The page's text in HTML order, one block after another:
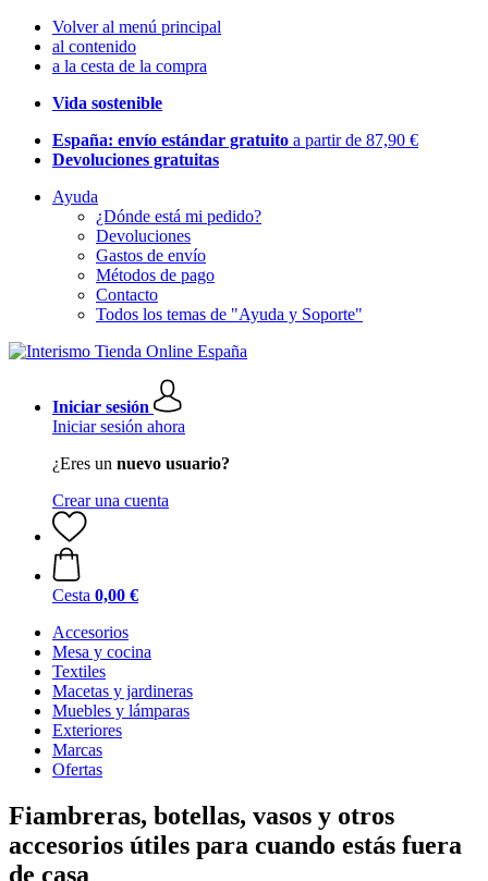
Volver al menú principal
al contenido
a la cesta de la compra
Vida sostenible
España: envío estándar gratuito a partir de 87,90 €
Devoluciones gratuitas
Ayuda
¿Dónde está mi pedido?
Devoluciones
Gastos de envío
Métodos de pago
Contacto
Todos los temas de "Ayuda y Soporte"
Iniciar sesión
Iniciar sesión ahora
¿Eres un nuevo usuario?
Crear una cuenta
Cesta 0,00 €
Accesorios
Mesa y cocina
Textiles
Macetas y jardineras
Muebles y lámparas
Exteriores
Marcas
Ofertas
Fiambreras, botellas, vasos y otros
accesorios útiles para cuando estás fuera
de casa